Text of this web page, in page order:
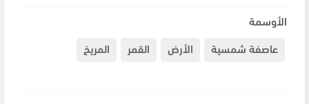
الأوسمة
عاصفة شمسية
الأرض القمر المريخ